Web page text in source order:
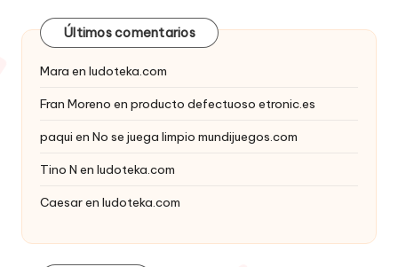
Últimos comentarios
Mara en ludoteka.com
Fran Moreno en producto defectuoso etronic.es
paqui en No se juega limpio mundijuegos.com
Tino N en ludoteka.com
Caesaren ludoteka.com